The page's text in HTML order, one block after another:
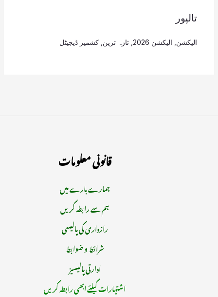
تالپور
الیکشن الیکشن 2026 , تازہ ترین کشمیر ڈیجیٹل
قانونی معلومات
ہمارے بارے میں
ہم سے رابطہ کریں
رازداری کی پالیسی
شرائط و ضوابط
ادارتی پالیسیز
اشتہارات کیلئے ابھی رابطہ کریں